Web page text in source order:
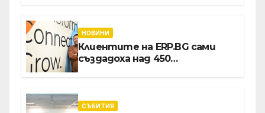
НОВИНИ
Клиентите на ERP.BG сами
създадоха над 450
интелект
СЪБИТИЯ